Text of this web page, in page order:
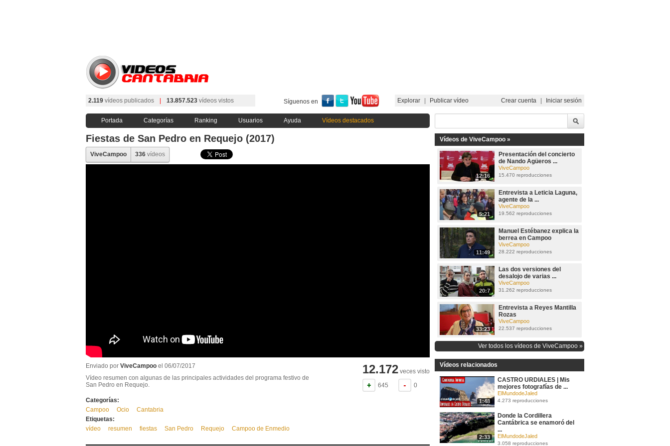
2.119 vídeos publicados 13.857.523 vídeos vistos Síguenos en Explorar Publicar vídeo Crear cuenta Iniciar sesión
Portada Categorías Ranking Usuarios Ayuda Vídeos destacados
Fiestas de San Pedro en Requejo (2017)
ViveCampoo 336 vídeos
Enviado por ViveCampoo el 06/07/2017
Vídeo resumen con algunas de las principales actividades del programa festivo de
San Pedro en Requejo.
12.172 veces visto
645
0
Categorías:
Campoo
Ocio
Cantabria
Etiquetas:
vídeo
resumen fiestas San Pedro Requejo Campoo de Enmedio
Vídeos de ViveCampoo »
12:16
Presentación del concierto
de Nando Agüeros ...
ViveCampoo
15.470 reproducciones
5:21
Entrevista a Leticia Laguna,
agente de la ...
ViveCampoo
19.562 reproducciones
11:49
Manuel Estébanez explica la
berrea en Campoo
ViveCampoo
28.222 reproducciones
20:7
Las dos versiones del
desalojo de varias ...
ViveCampoo
31.262 reproducciones
33:23
Entrevista a Reyes Mantilla
Rozas
ViveCampoo
22.537 reproducciones
Ver todos los vídeos de ViveCampoo »
Vídeos relacionados
1:48
CASTRO URDIALES | Mis
mejores fotografías de ...
ElMundodeJaled
4.273 reproducciones
2:33
Donde la Cordillera
Cantábrica se enamoró del
...
ElMundodeJaled
3.058 reproducciones